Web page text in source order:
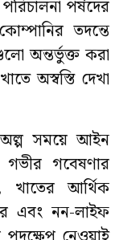
পর্ষদের
তদন্তে
অন্তর্ভুক্ত করা
অস্বস্তি দেখা
সময়ে আইন
গবেষণার
খাতের আর্থিক
এবং নন-লাইফ